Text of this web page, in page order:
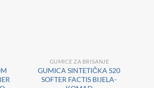
GUMICE ZA BRISANJE
GUMICA SINTETIČKA S20
SOFTER FACTIS BIJELA-